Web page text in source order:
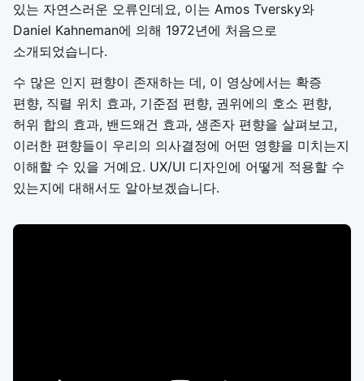
있는 자연스러운 오류인데요, 이는 Amos Tversky와
Daniel Kahneman에 의해 1972년에 처음으로
소개되었습니다.
수 많은 인지 편향이 존재하는 데, 이 영상에서는 확증
편향, 직렬 위치 효과, 기준점 편향, 권위에의 호소 편향,
허위 합의 효과, 밴드왜건 효과, 생존자 편향을 살펴보고,
이러한 편향들이 우리의 의사결정에 어떤 영향을 미치는지
이해할 수 있을 거예요. UX/UI 디자인에 어떻게 적용할 수
있는지에 대해서도 알아보겠습니다.